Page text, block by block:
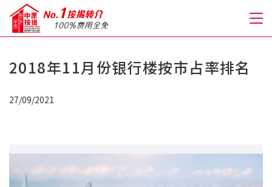
关于我们
免费房贷转介服务
2018年11月份银行楼按市占率排名
27/09/2021